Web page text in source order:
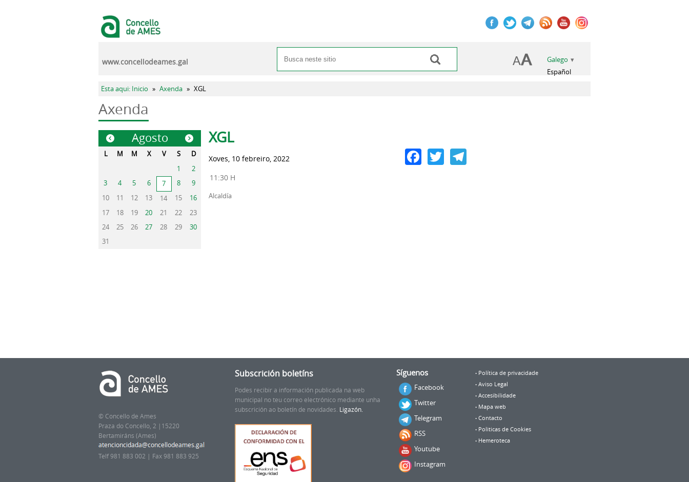
Formulario de busca
Buscar
Galego
Español
www.concellodeames.gal
Vostede está aquí
Esta aqui: Inicio » Axenda » XGL
Axenda
Agosto
« »
L M M X V S
D
1
2
3
4 5 6 7 8
9
10
11 12 13 14 15
16
17
18 19 20 21 22
23
24
25 26 27 28 29
30
31
Pestanas principais
XGL
Facebook
Twitter
Xoves, 10 febreiro, 2022
11:30 H
Alcaldía
© Concello de Ames
Praza do Concello, 2 |15220
Bertamiráns (Ames)
Telf 981 883 002 | Fax 981 883 925
Subscrición boletíns
Podes recibir a información publicada na web
municipal no teu correo electrónico mediante unha
subscrición ao boletín de novidades. Ligazón.
Síguenos
Facebook
Twitter
Telegram
RSS
Youtube
Instagram
Política de privacidade
Aviso Legal
Accesibilidade
Mapa web
Contacto
Politicas de Cookies
Hemeroteca